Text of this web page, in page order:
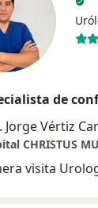
de
Jorge Vértiz
CHRISTUS
visita